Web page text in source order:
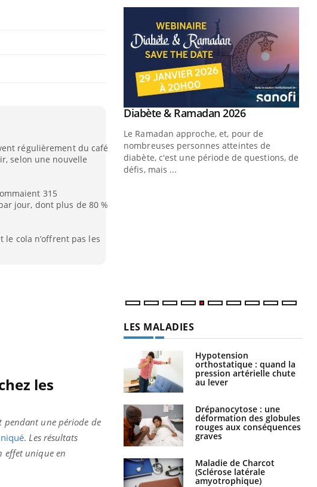
régulièrement du café
selon une nouvelle
315
jour, dont plus de 80 %
le cola n’offrent pas les
les
pendant une période de
. Les résultats
effet unique en
avec lui, un tout nouveau
Vacances, plage, piscine,
Youtube
Diabète & Ramadan 2026Youtube
Le Ramadan approche, et, pour de
nombreuses personnes atteintes de
diabète, c'est une période de questions, de
défis, mais ...
LES MALADIES
Hypotension
orthostatique : quand la
pression artérielle chute
au lever
Drépanocytose : une
déformation des globules
rouges aux conséquences
graves
Maladie de Charcot
(Sclérose latérale
amyotrophique)